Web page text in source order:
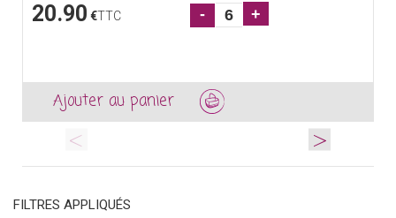
<
20.90 €TTC - +
Ajouter au panier
>
FILTRES APPLIQUÉS